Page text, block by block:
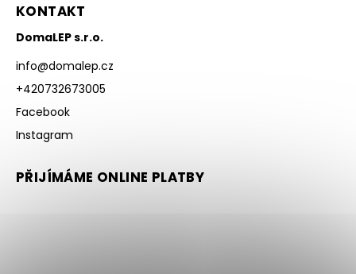
KONTAKT
DomaLEP s.r.o.
info@domalep.cz
+420732673005
Facebook
Instagram
PŘIJÍMÁME ONLINE PLATBY